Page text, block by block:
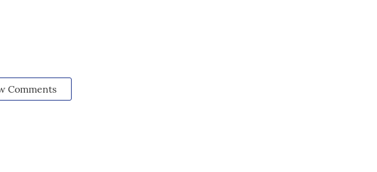
Comments